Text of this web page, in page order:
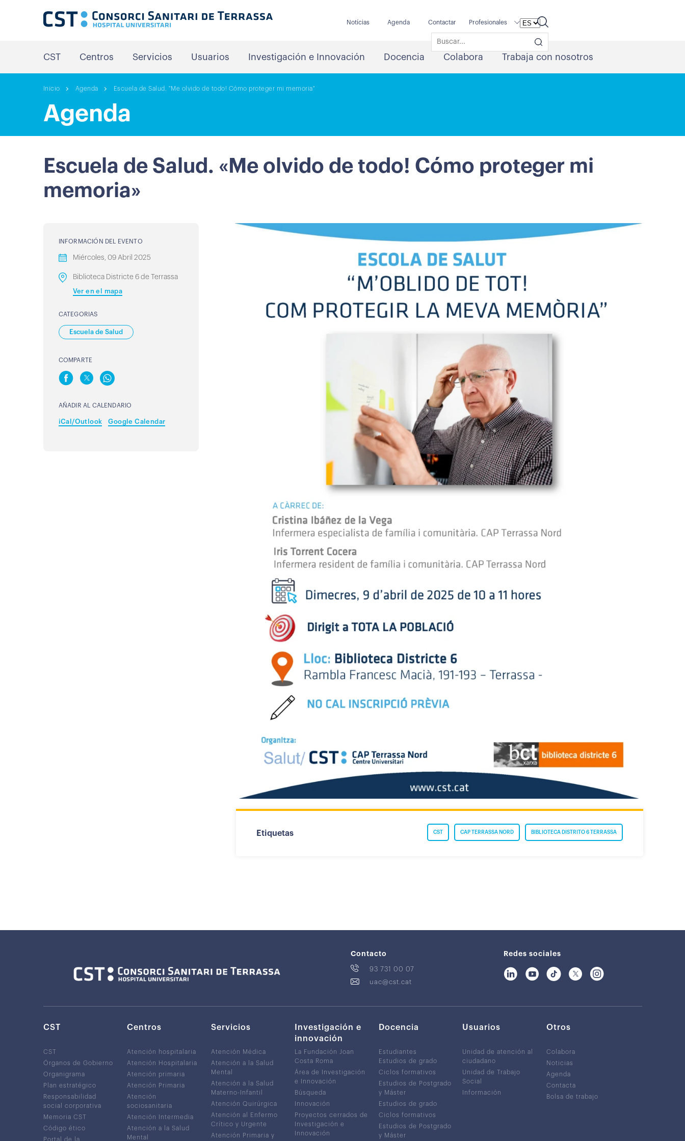
Notícias Agenda Contactar Profesionales
CST Centros Servicios Usuarios Investigación e Innovación Docencia Colabora Trabaja con nosotros
Inicio Agenda Escuela de Salud. "Me olvido de todo! Cómo proteger mi memoria"
Agenda
Escuela de Salud. «Me olvido de todo! Cómo proteger mi
memoria»
INFORMACIÓN DEL EVENTO
Miércoles, 09 Abril 2025
Biblioteca Districte 6 de Terrassa
Ver en el mapa
CATEGORIAS
Escuela de Salud
COMPARTE
AÑADIR AL CALENDARIO
iCal/Outlook Google Calendar
Etiquetas BIBLIOTECA DISTRITO 6 TERRASSA
CAP TERRASSA NORD
CST
Contacto
93 731 00 07
uac@cst.cat
Redes sociales
CST
CST
Órganos de Gobierno
Organigrama
Plan estratégico
Responsabilidad
social corporativa
Memoria CST
Código ético
Portal de la
Centros
Atención hospitalaria
Atención Hospitalaria
Atención primaria
Atención Primaria
Atención
sociosanitaria
Atención Intermedia
Atención a la Salud
Mental
Servicios
Atención Médica
Atención a la Salud
Mental
Atención a la Salud
Materno-Infantil
Atención Quirúrgica
Atención al Enfermo
Crítico y Urgente
Atención Primaria y
Investigación e
innovación
La Fundación Joan
Costa Roma
Área de Investigación
e Innovación
Búsqueda
Innovación
Proyectos cerrados de
Investigación e
Innovación
Docencia
Estudiantes
Estudios de grado
Ciclos formativos
Estudios de Postgrado
y Máster
Estudios de grado
Ciclos formativos
Estudios de Postgrado
y Máster
Usuarios
Unidad de atención al
ciudadano
Unidad de Trabajo
Social
Información
Otros
Colabora
Noticias
Agenda
Contacta
Bolsa de trabajo